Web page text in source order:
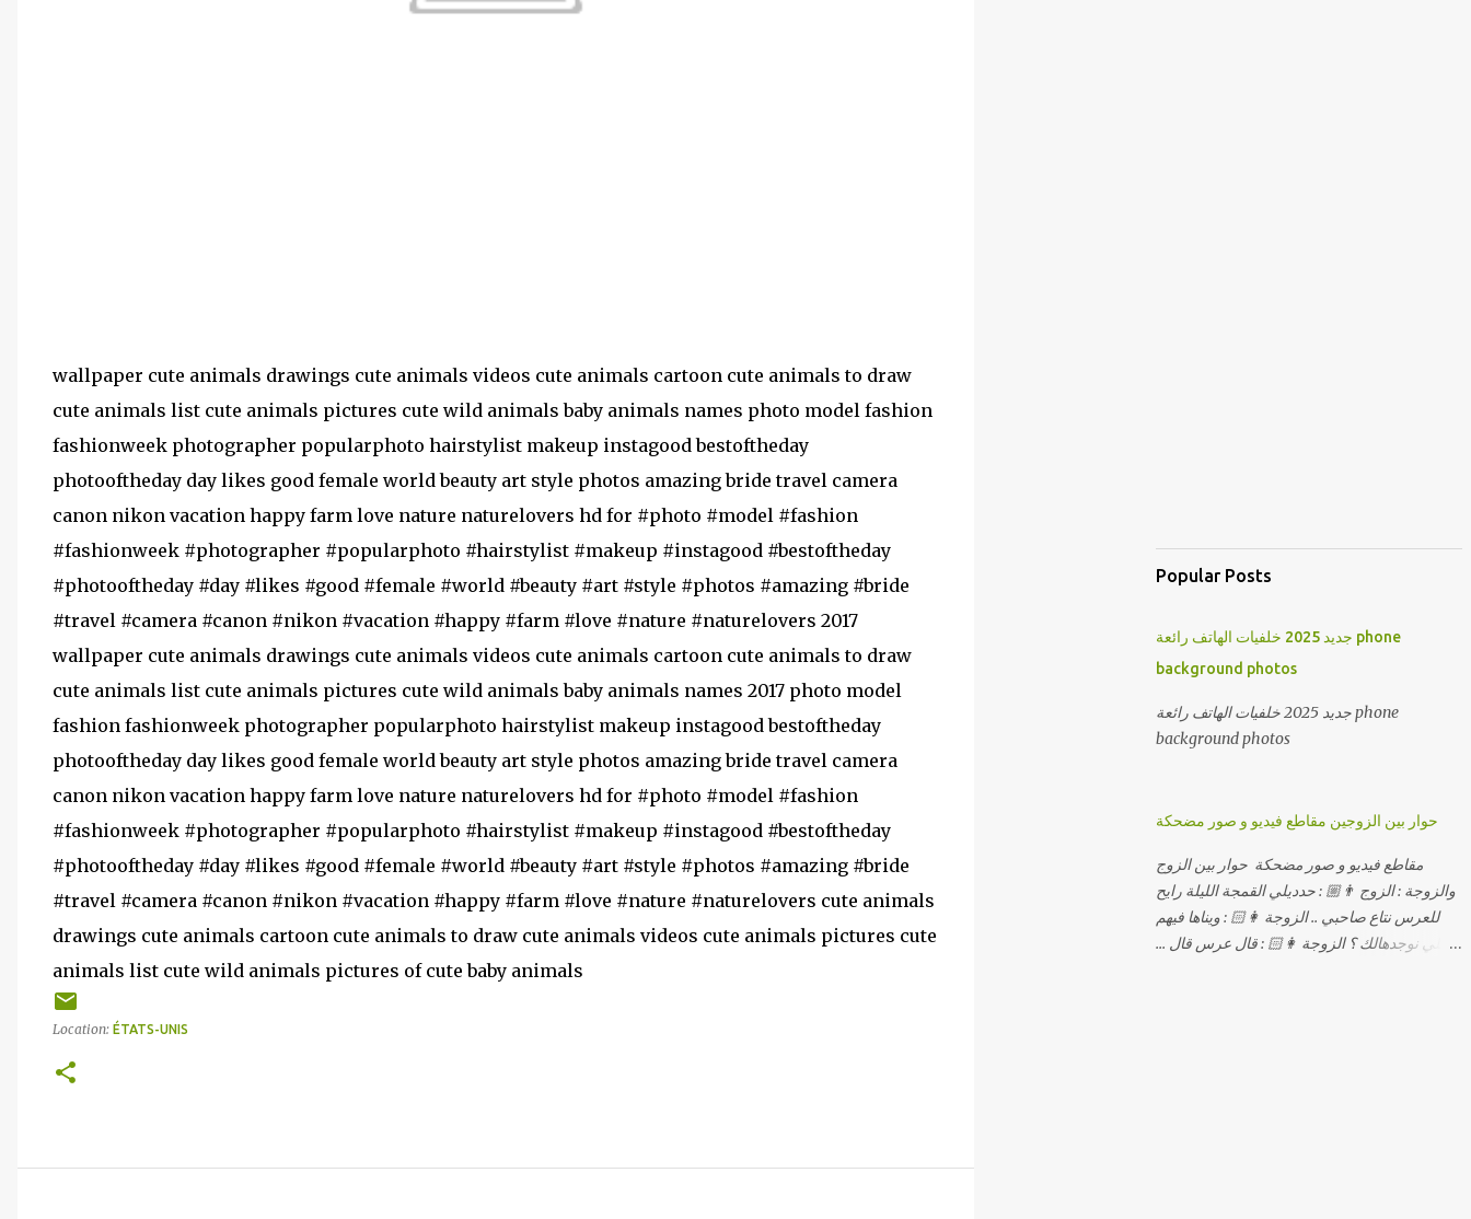
wallpaper cute animals drawings cute animals videos cute animals cartoon cute animals to draw
cute animals list cute animals pictures cute wild animals baby animals names photo model fashion
fashionweek photographer popularphoto hairstylist makeup instagood bestoftheday
photooftheday day likes good female world beauty art style photos amazing bride travel camera
canon nikon vacation happy farm love nature naturelovers hd for #photo #model #fashion
#fashionweek #photographer #popularphoto #hairstylist #makeup #instagood #bestoftheday
#photooftheday #day #likes #good #female #world #beauty #art #style #photos #amazing #bride
#travel #camera #canon #nikon #vacation #happy #farm #love #nature #naturelovers 2017
wallpaper cute animals drawings cute animals videos cute animals cartoon cute animals to draw
cute animals list cute animals pictures cute wild animals baby animals names 2017 photo model
fashion fashionweek photographer popularphoto hairstylist makeup instagood bestoftheday
photooftheday day likes good female world beauty art style photos amazing bride travel camera
canon nikon vacation happy farm love nature naturelovers hd for #photo #model #fashion
#fashionweek #photographer #popularphoto #hairstylist #makeup #instagood #bestoftheday
#photooftheday #day #likes #good #female #world #beauty #art #style #photos #amazing #bride
#travel #camera #canon #nikon #vacation #happy #farm #love #nature #naturelovers cute animals
drawings cute animals cartoon cute animals to draw cute animals videos cute animals pictures cute
animals list cute wild animals pictures of cute baby animals
Location: ÉTATS-UNIS
Popular Posts
جديد 2025 خلفيات الهاتف رائعة phone
background photos
جديد 2025 خلفيات الهاتف رائعة phone
background photos
حوار بين الزوجين مقاطع فيديو و صور مضحكة
مقاطع فيديو و صور مضحكة حوار بين الزوج
والزوجة : الزوج 👨🏼 : حدديلي القمجة الليلة رايح
للعرس نتاع صاحبي .. الزوجة 👩🏻 : ويناها فيهم
اللي نوجدهالك ؟ الزوجة 👩🏻 : قال عرس قال ...